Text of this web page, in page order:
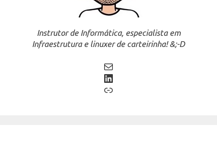
Instrutor de Informática, especialista em
Infraestrutura e linuxer de carteirinha! &;-D
Mail
LinkedIn
Link